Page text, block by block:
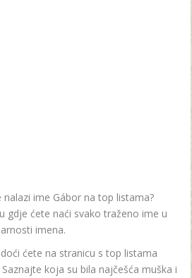
ime Gábor na top listama?
gdje ćete naći svako traženo ime u
imena.
ćete na stranicu s top listama
koja su bila najčešća muška i